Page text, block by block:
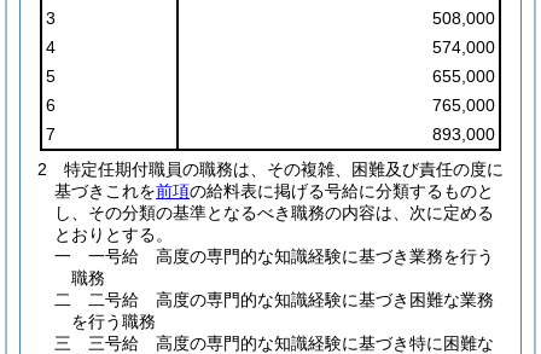
3
508,000
4
574,000
5
655,000
6
765,000
7
893,000
2
特定任期付職員の職務は、その複雑、困難及び責任の度に
基づきこれを前項の給料表に掲げる号給に分類するものと
し、その分類の基準となるべき職務の内容は、次に定める
とおりとする。
一
一号給 高度の専門的な知識経験に基づき業務を行う
職務
二
二号給 高度の専門的な知識経験に基づき困難な業務
を行う職務
三
三号給 高度の専門的な知識経験に基づき特に困難な